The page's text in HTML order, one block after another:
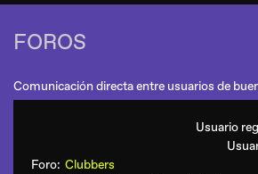
FOROS
Comunicación directa entre usuarios de
Usuario
Foro: Clubbers